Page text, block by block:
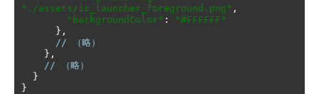
"./assets/ic_launcher_foreground.png" ,
"backgroundColor" :
"#FFFFFF"
},
// （略）
},
// （略）
}
}